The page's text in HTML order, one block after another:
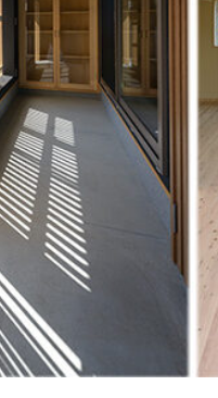
本好きのための空中図書
小径の奥の静邸】 体感型